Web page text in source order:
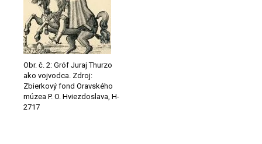
Obr. č. 2: Gróf Juraj Thurzo
ako vojvodca. Zdroj:
Zbierkový fond Oravského
múzea P. O. Hviezdoslava, H-
2717